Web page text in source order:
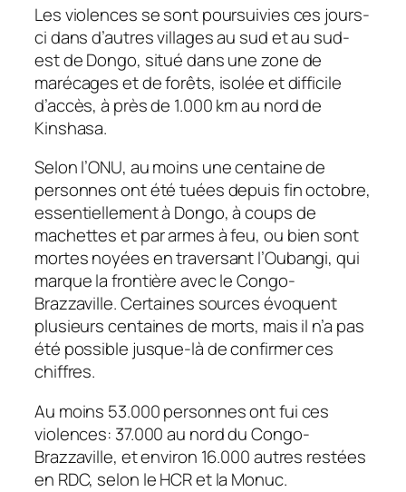
Les violences se sont poursuivies ces jours-
ci dans d’autres villages au sud et au sud-
est de Dongo, situé dans une zone de
marécages et de forêts, isolée et difficile
d’accès, à près de 1.000 km au nord de
Kinshasa.
Selon l’ONU, au moins une centaine de
personnes ont été tuées depuis fin octobre,
essentiellement à Dongo, à coups de
machettes et par armes à feu, ou bien sont
mortes noyées en traversant l’Oubangi, qui
marque la frontière avec le Congo-
Brazzaville. Certaines sources évoquent
plusieurs centaines de morts, mais il n’a pas
été possible jusque-là de confirmer ces
chiffres.
Au moins 53.000 personnes ont fui ces
violences: 37.000 au nord du Congo-
Brazzaville, et environ 16.000 autres restées
en RDC, selon le HCR et la Monuc.